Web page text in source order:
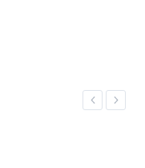
Previous
Next